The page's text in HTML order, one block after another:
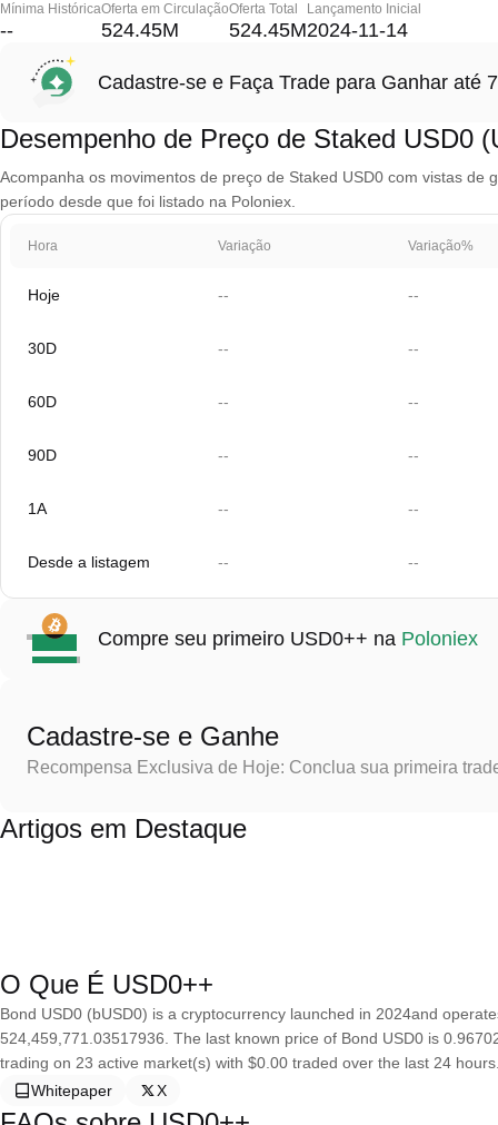
Mínima Histórica
--
Oferta em Circulação
524.45M
Oferta Total
524.45M
Lançamento Inicial
2024-11-14
Cadastre-se e Faça Trade para Ganhar até
Desempenho de Preço de Staked USD0
Acompanha os movimentos de preço de Staked USD0 com vistas
período desde que foi listado na Poloniex.
Hora Variação Variação%
Hoje -- --
30D -- --
60D -- --
90D -- --
1A -- --
Desde a listagem -- --
Compre seu primeiro USD0++ na Poloniex
Cadastre-se e Ganhe
Recompensa Exclusiva de Hoje: Conclua sua primeira
Artigos em Destaque
O Que É USD0++
Bond USD0 (bUSD0) is a cryptocurrency launched in 2024and
524,459,771.03517936. The last known price of Bond USD0 is
trading on 23 active market(s) with $0.00 traded over the last 24
Whitepaper
X